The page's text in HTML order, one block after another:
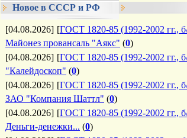
Новое в СССР и РФ
[04.08.2026] [ГОСТ 1820-85 (1992-2002 гг.,
Майонез провансаль "Аякс" (0)
[04.08.2026] [ГОСТ 1820-85 (1992-2002 гг.,
"Калейдоскоп" (0)
[04.08.2026] [ГОСТ 1820-85 (1992-2002 гг.,
ЗАО "Компания Шаттл" (0)
[04.08.2026] [ГОСТ 1820-85 (1992-2002 гг.,
Деньги-денежки... (0)